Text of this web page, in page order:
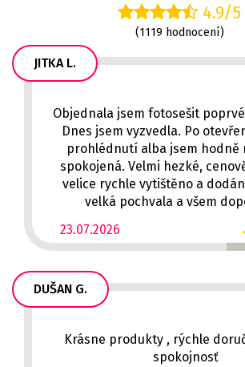
4.9/5
(1119 hodnocení)
JITKA L.
23.07.2026
Objednala jsem fotosešit
Dnes jsem vyzvedla. Po
prohlédnutí alba jsem hodně
spokojená. Velmi hezké,
velice rychle vytištěno a
velká pochvala a všem
DUŠAN G.
Krásne produkty , rýchle
spokojnosť